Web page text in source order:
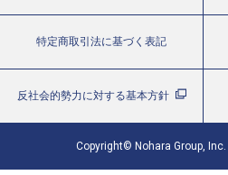
特定商取引法に基づく表記
反社会的勢力に対する基本方針
Copyright© Nohara Group,